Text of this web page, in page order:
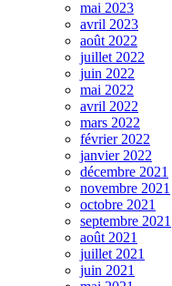
mai 2023
avril 2023
août 2022
juillet 2022
juin 2022
mai 2022
avril 2022
mars 2022
février 2022
janvier 2022
décembre 2021
novembre 2021
octobre 2021
septembre 2021
août 2021
juillet 2021
juin 2021